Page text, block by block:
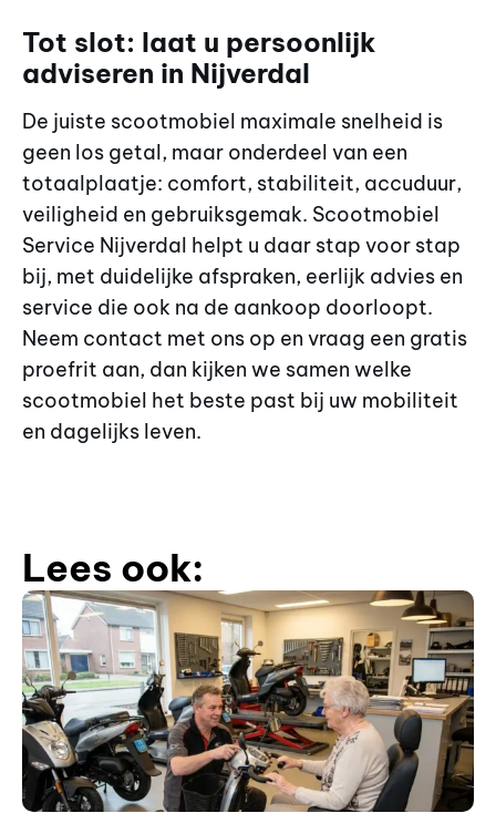
Tot slot: laat u persoonlijk
adviseren in Nijverdal
De juiste scootmobiel maximale snelheid is
geen los getal, maar onderdeel van een
totaalplaatje: comfort, stabiliteit, accuduur,
veiligheid en gebruiksgemak. Scootmobiel
Service Nijverdal helpt u daar stap voor stap
bij, met duidelijke afspraken, eerlijk advies en
service die ook na de aankoop doorloopt.
Neem contact met ons op en vraag een gratis
proefrit aan, dan kijken we samen welke
scootmobiel het beste past bij uw mobiliteit
en dagelijks leven.
Lees ook: